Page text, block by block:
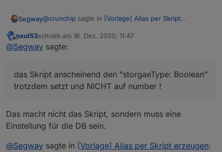
Segway@crunchip sagte in [Vorlage] Alias per Skript
@Segway
nachträglich auf (number) musst du diesen erst
aus der Influx löschen, sofern der DP die gleiche
angezeigt.
mein problem.
Ich habe das Skript genutzt und umgestellt (wie oben
gepostet) und durch die Hilfe von@ paul53
das Skript anscheinend den "storgaeType: Boolean"
trotzdem setzt und NICHT auf number !
Wenn ich das richtig verstanden habe, gibt es da
gepostet.
Somit kann ich es nicht durch das Skript richtig
anlegen - ist jedenfalls meine Schlussfolgerung
anlegen kann.
Offline
paul53schrieb am 16. Dez. 2020, 11:47
zuletzt editiert von
@Segway sagte:
das Skript anscheinend den "storgaeType: Boolean"
trotzdem setzt und NICHT auf number !
Das macht nicht das Skript, sondern muss eine
Einstellung für die DB sein.
@Segway sagte in [Vorlage] Alias per Skript erzeugen: